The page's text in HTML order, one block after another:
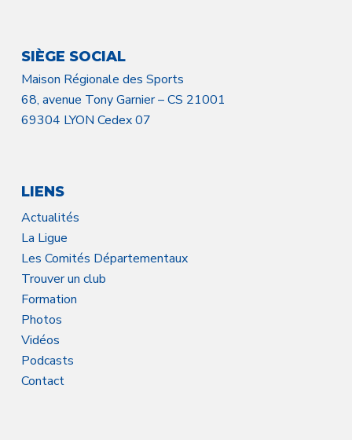
SIÈGE SOCIAL
Maison Régionale des Sports
68, avenue Tony Garnier – CS 21001
69304 LYON Cedex 07
LIENS
Actualités
La Ligue
Les Comités Départementaux
Trouver un club
Formation
Photos
Vidéos
Podcasts
Contact